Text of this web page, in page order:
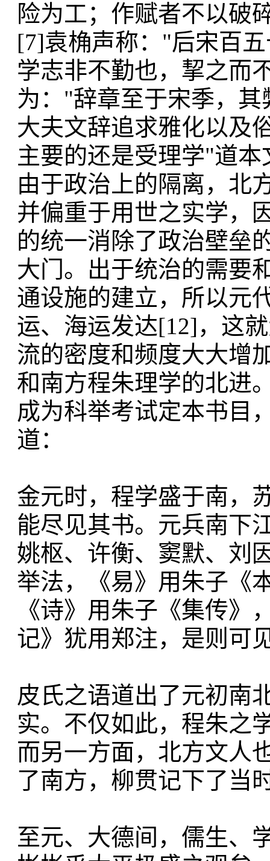
险为工；作赋者不以破
[7]袁桷声称："后宋百
学志非不勤也，挈之而
为："辞章至于宋季，
大夫文辞追求雅化以及
主要的还是受理学"道
由于政治上的隔离，北
并偏重于用世之实学，
的统一消除了政治壁垒
大门。出于统治的需要
通设施的建立，所以元
运、海运发达[12]，这
流的密度和频度大大增
和南方程朱理学的北进
成为科举考试定本书目
道：
金元时，程学盛于南，
能尽见其书。元兵南下
姚枢、许衡、窦默、刘
举法，《易》用朱子《
《诗》用朱子《集传》
记》犹用郑注，是则可
皮氏之语道出了元初南
实。不仅如此，程朱之
而另一方面，北方文人
了南方，柳贯记下了当
至元、大德间，儒生、